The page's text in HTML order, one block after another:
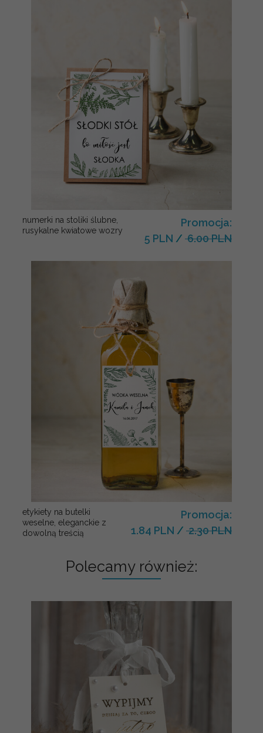
numerki na stoliki ślubne,
rusykalne kwiatowe wozry
Promocja:
5 PLN / 6.00 PLN
etykiety na butelki
weselne, eleganckie z
dowolną treścią
Promocja:
1.84 PLN / 2.30 PLN
Polecamy również: